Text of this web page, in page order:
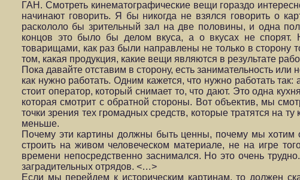
ГАН. Смотреть кинематографические вещи гораздо
начинают говорить. Я бы никогда не взялся говорить о
раскололо бы зрительный зал на две половины, и одна
концов это было бы делом вкуса, а о вкусах не спорят.
товарищами, как раз были направлены не только в сторону
том, какая продукция, какие вещи являются в результате
Пока давайте отставим в сторону, есть занимательность
как нужно работать. Одним кажется, что нужно работать
стоит оператор, который снимает то, что дают. Это одна
которая смотрит с обратной стороны. Вот объектив, мы
точки зрения тех громадных средств, которые тратятся на
меньше.
Почему эти картины должны быть ценны, почему мы
строить на живом человеческом материале, не на игре
времени непосредственно заснимался. Но это очень
заградительных отрядов. <…>
Если мы перейдем к историческим картинам, то должен